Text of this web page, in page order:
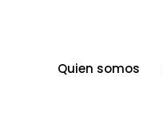
Quien somos